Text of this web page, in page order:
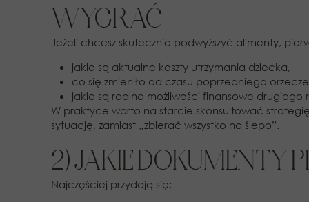
WYGRAĆ
Jeżeli chcesz skutecznie podwyższyć alimenty,
jakie są aktualne koszty utrzymania dziecka,
co się zmieniło od czasu poprzedniego
jakie są realne możliwości finansowe drugiego
W praktyce warto na starcie skonsultować
sytuację, zamiast „zbierać wszystko na ślepo”.
2) JAKIE DOKUMENTY
Najczęściej przydają się: